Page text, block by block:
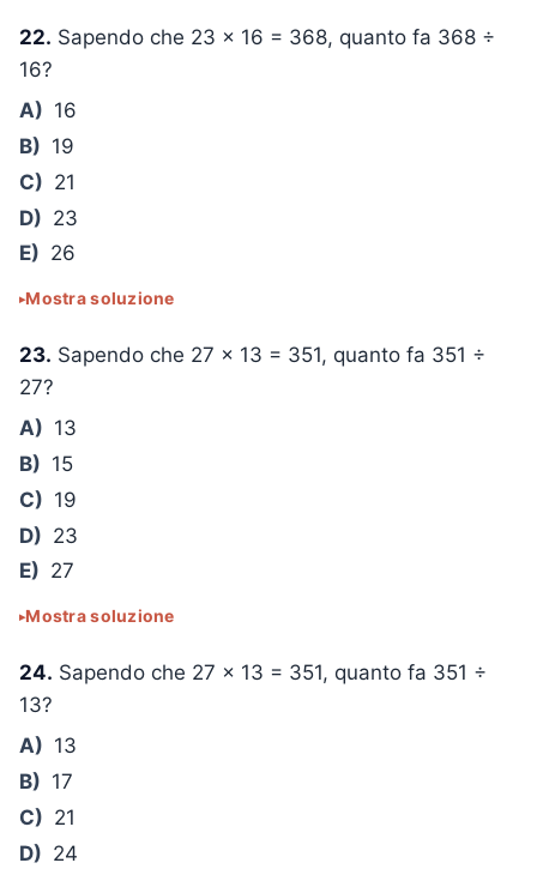
22. Sapendo che 23 × 16 = 368, quanto fa 368 ÷
16?
A) 16
B) 19
C) 21
D) 23
E) 26
Mostra soluzione
23. Sapendo che 27 × 13 = 351, quanto fa 351 ÷
27?
A) 13
B) 15
C) 19
D) 23
E) 27
Mostra soluzione
24. Sapendo che 27 × 13 = 351, quanto fa 351 ÷
13?
A) 13
B) 17
C) 21
D) 24